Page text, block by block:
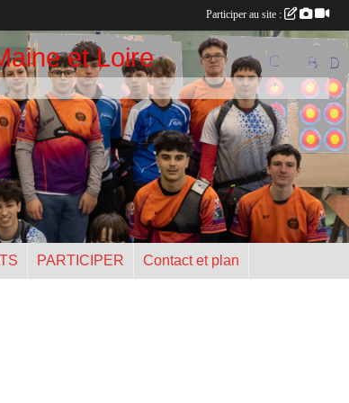
et Loire
PARTICIPER Contact et plan
Participer au site :